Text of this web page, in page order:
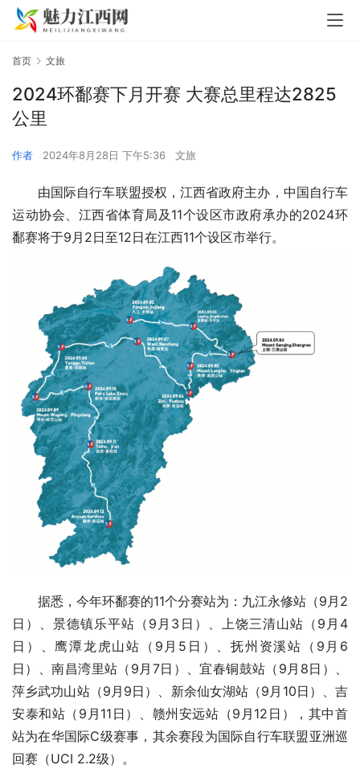
首页 文旅
2024环鄱赛下月开赛 大赛总里程达2825
公里
作者 2024年8月28日 下午5:36 文旅
由国际自行车联盟授权，江西省政府主办，中国自行车
运动协会、江西省体育局及11个设区市政府承办的2024环
鄱赛将于9月2日至12日在江西11个设区市举行。
据悉，今年环鄱赛的11个分赛站为：九江永修站（9月2
日）、景德镇乐平站（9月3日）、上饶三清山站（9月4
日）、鹰潭龙虎山站（9月5日）、抚州资溪站（9月6
日）、南昌湾里站（9月7日）、宜春铜鼓站（9月8日）、
萍乡武功山站（9月9日）、新余仙女湖站（9月10日）、吉
安泰和站（9月11日）、赣州安远站（9月12日），其中首
站为在华国际C级赛事，其余赛段为国际自行车联盟亚洲巡
回赛（UCI 2.2级）。